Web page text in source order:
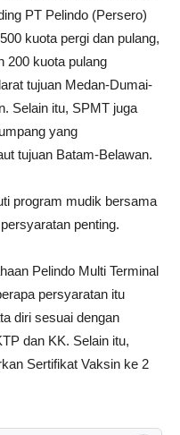
PT Pelindo (Persero)
kuota pergi dan pulang,
200 kuota pulang
tujuan Medan-Dumai-
Selain itu, SPMT juga
yang
tujuan Batam-Belawan.
program mudik bersama
penting.
Pelindo Multi Terminal
persyaratan itu
diri sesuai dengan
dan KK. Selain itu,
Sertifikat Vaksin ke 2